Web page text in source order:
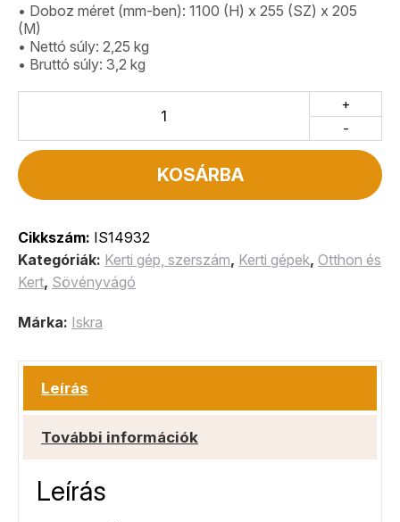
• Doboz méret (mm-ben): 1100 (H) x 255 (SZ) x 205
(M)
• Nettó súly: 2,25 kg
• Bruttó súly: 3,2 kg
-
+
KOSÁRBA
Cikkszám: IS14932
Kategóriák: Kerti gép, szerszám, Kerti gépek, Otthon és
Kert, Sövényvágó
Márka: Iskra
Leírás
További információk
Leírás